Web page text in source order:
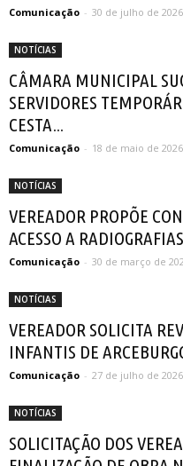
Comunicação - 30 de julho de 2026
NOTÍCIAS
CÂMARA MUNICIPAL
SERVIDORES
CESTA...
Comunicação - 18 de maio de 2026
NOTÍCIAS
VEREADOR PROPÕE
ACESSO A
Comunicação - 30 de março de
NOTÍCIAS
VEREADOR SOLICITA
INFANTIS DE
Comunicação - 27 de julho de 2026
NOTÍCIAS
SOLICITAÇÃO DOS